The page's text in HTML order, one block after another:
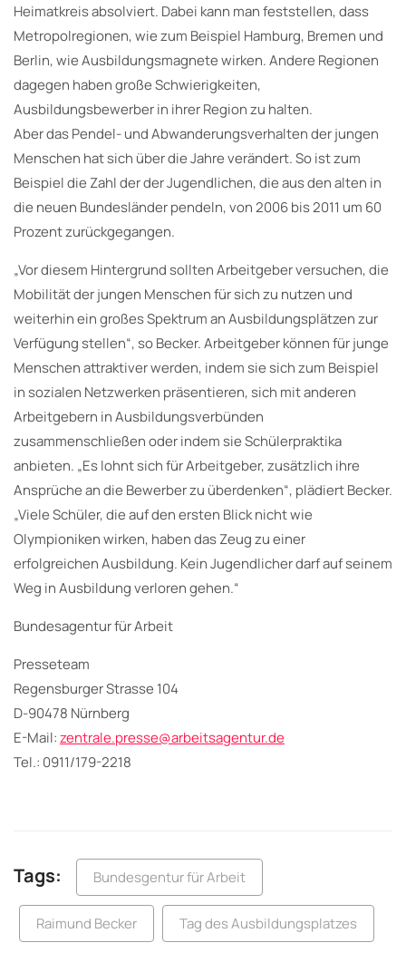
Heimatkreis absolviert. Dabei kann man feststellen, dass
Metropolregionen, wie zum Beispiel Hamburg, Bremen und
Berlin, wie Ausbildungsmagnete wirken. Andere Regionen
dagegen haben große Schwierigkeiten,
Ausbildungsbewerber in ihrer Region zu halten.
Aber das Pendel- und Abwanderungsverhalten der jungen
Menschen hat sich über die Jahre verändert. So ist zum
Beispiel die Zahl der der Jugendlichen, die aus den alten in
die neuen Bundesländer pendeln, von 2006 bis 2011 um 60
Prozent zurückgegangen.
„Vor diesem Hintergrund sollten Arbeitgeber versuchen, die
Mobilität der jungen Menschen für sich zu nutzen und
weiterhin ein großes Spektrum an Ausbildungsplätzen zur
Verfügung stellen“, so Becker. Arbeitgeber können für junge
Menschen attraktiver werden, indem sie sich zum Beispiel
in sozialen Netzwerken präsentieren, sich mit anderen
Arbeitgebern in Ausbildungsverbünden
zusammenschließen oder indem sie Schülerpraktika
anbieten. „Es lohnt sich für Arbeitgeber, zusätzlich ihre
Ansprüche an die Bewerber zu überdenken“, plädiert Becker.
„Viele Schüler, die auf den ersten Blick nicht wie
Olympioniken wirken, haben das Zeug zu einer
erfolgreichen Ausbildung. Kein Jugendlicher darf auf seinem
Weg in Ausbildung verloren gehen.“
Bundesagentur für Arbeit
Presseteam
Regensburger Strasse 104
D-90478 Nürnberg
E-Mail:zentrale.presse@arbeitsagentur.de
Tel.: 0911/179-2218
Tags: Bundesgentur für Arbeit
Raimund Becker Tag des Ausbildungsplatzes